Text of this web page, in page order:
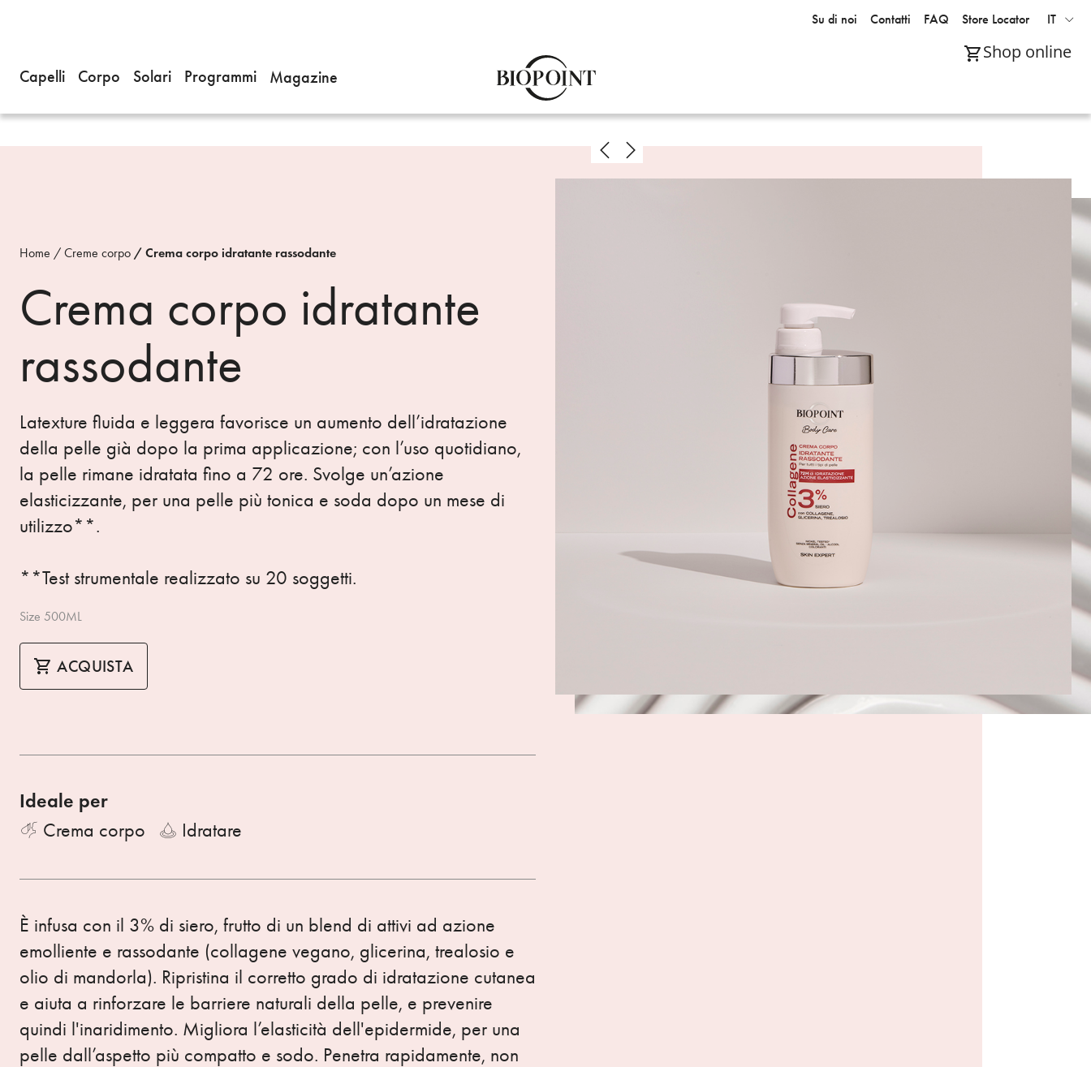
Su di noi Contatti FAQ Store Locator IT
Shop online
Capelli Corpo Solari Programmi Magazine
Home Creme corpo Crema corpo idratante rassodante
Crema corpo idratante
rassodante
Latexture fluida e leggera favorisce un aumento dell’idratazione
della pelle già dopo la prima applicazione; con l’uso quotidiano,
la pelle rimane idratata fino a 72 ore. Svolge un’azione
elasticizzante, per una pelle più tonica e soda dopo un mese di
utilizzo**.
**Test strumentale realizzato su 20 soggetti.
Size 500ML
ACQUISTA
Ideale per
Crema corpo Idratare
È infusa con il 3% di siero, frutto di un blend di attivi ad azione
emolliente e rassodante (collagene vegano, glicerina, trealosio e
olio di mandorla). Ripristina il corretto grado di idratazione cutanea
e aiuta a rinforzare le barriere naturali della pelle, e prevenire
quindi l'inaridimento. Migliora l’elasticità dell'epidermide, per una
pelle dall’aspetto più compatto e sodo. Penetra rapidamente, non